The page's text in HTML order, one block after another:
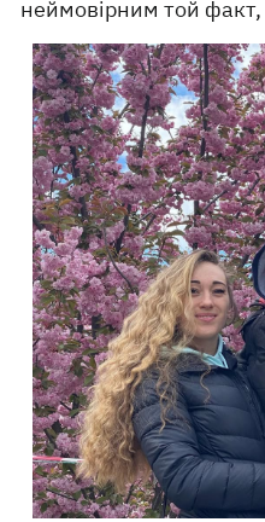
неймовірним той факт,